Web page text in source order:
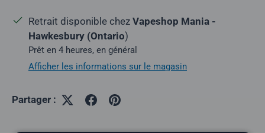
Retrait disponible chez Vapeshop Mania -
Hawkesbury (Ontario)
Prêt en 4 heures, en général
Afficher les informations sur le magasin
Partager :